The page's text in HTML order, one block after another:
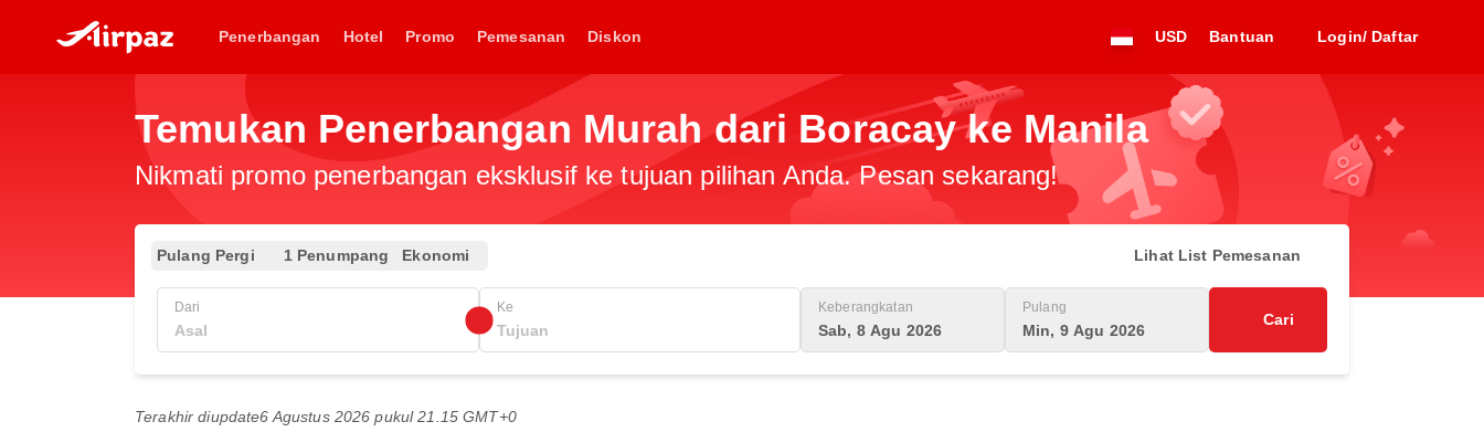
Penerbangan Hotel Promo Pemesanan Diskon USD Bantuan Login/ Daftar
Temukan Penerbangan Murah dari Boracay ke Manila
Nikmati promo penerbangan eksklusif ke tujuan pilihan Anda. Pesan sekarang!
Pulang Pergi 1 Penumpang Ekonomi Lihat List Pemesanan
Dari Ke Keberangkatan
Sab, 8 Agu 2026
Pulang
Min, 9 Agu 2026
Cari
Terakhir diupdate6 Agustus 2026 pukul 21.15 GMT+0